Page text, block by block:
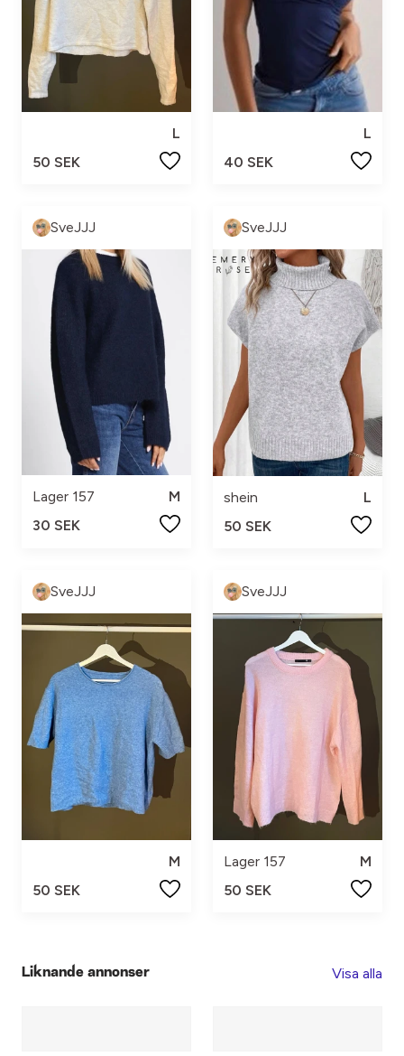
L
50 SEK
L
40 SEK
SveJJJ
Lager 157
M
30 SEK
SveJJJ
shein
L
50 SEK
SveJJJ
M
50 SEK
SveJJJ
Lager 157
M
50 SEK
Liknande annonser Visa alla